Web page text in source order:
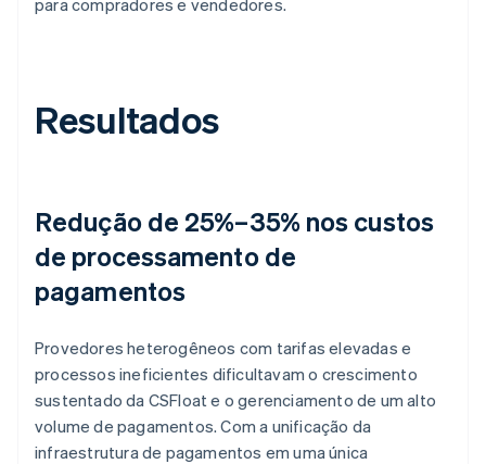
Resultados
Redução de 25%–35% nos custos
de processamento de
pagamentos
Provedores heterogêneos com tarifas elevadas e
processos ineficientes dificultavam o crescimento
sustentado da CSFloat e o gerenciamento de um alto
volume de pagamentos. Com a unificação da
infraestrutura de pagamentos em uma única